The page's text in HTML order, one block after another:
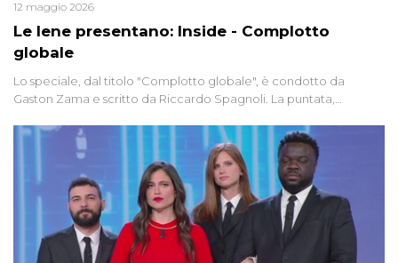
Le Iene presentano: Inside - Complotto
globale
12 maggio 2026
Lo speciale, dal titolo "Complotto globale", è condotto da
Gaston Zama e scritto da Riccardo Spagnoli. La puntata,
racconta l'universo delle narrazioni alternative, dei sospetti
globali e del complottismo che negli ultimi anni hanno invaso
social network, talk show, piazze digitali e immaginario collettivo.